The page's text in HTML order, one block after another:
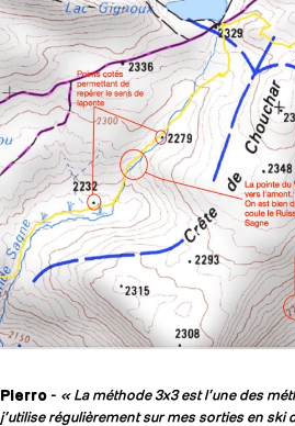
Pierro - « La méthode 3x3 est l’une des
j’utilise régulièrement sur mes sorties en ski